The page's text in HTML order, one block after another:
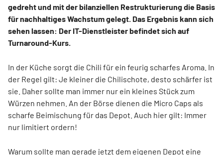
gedreht und mit der bilanziellen Restrukturierung die Basis
für nachhaltiges Wachstum gelegt. Das Ergebnis kann sich
sehen lassen: Der IT-Dienstleister befindet sich auf
Turnaround-Kurs.
In der Küche sorgt die Chili für ein feurig scharfes Aroma. In
der Regel gilt: Je kleiner die Chilischote, desto schärfer ist
sie. Daher sollte man immer nur ein kleines Stück zum
Würzen nehmen. An der Börse dienen die Micro Caps als
scharfe Beimischung für das Depot. Auch hier gilt: Immer
nur limitiert ordern!
Warum sollte man gerade jetzt dem eigenen Depot eine